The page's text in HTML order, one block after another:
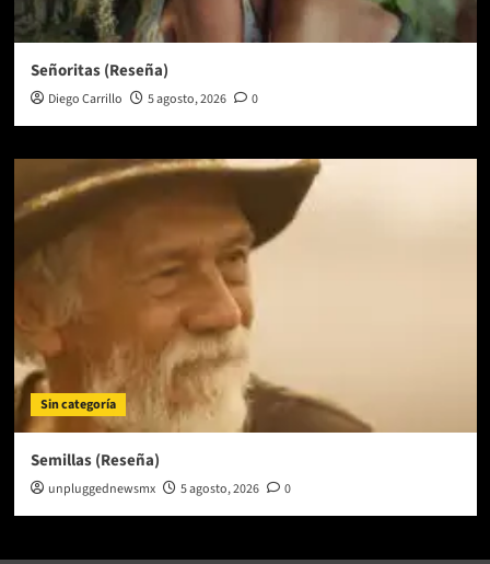
Señoritas (Reseña)
Diego Carrillo 5 agosto, 2026 0
Sin categoría
Semillas (Reseña)
unpluggednewsmx 5 agosto, 2026 0